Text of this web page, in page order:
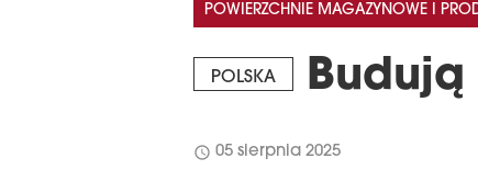
POLSKA Budują
POWIERZCHNIE MAGAZYNOWE I
schedule 05 sierpnia 2025